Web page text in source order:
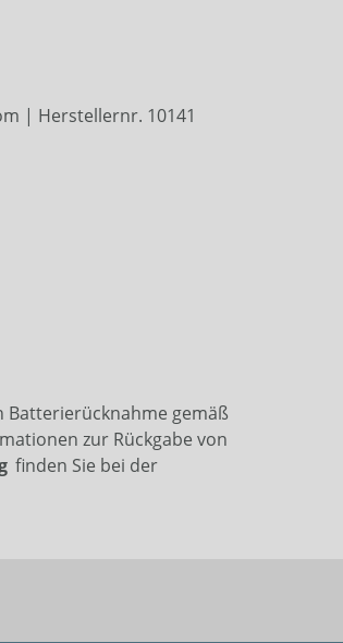
| Herstellernr. 10141
Batterierücknahme gemäß
zur Rückgabe von
finden Sie bei der